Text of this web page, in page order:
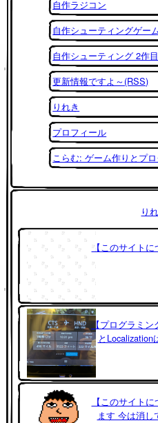
自作ラジコン
自作シューティングゲー
自作シューティング 2作目
更新情報ですよ～(RSS)
りれき
プロフィール
こらむ: ゲーム作りとプ
り
【このサイト
【プログラミン
と
【このサイト
ます 今は消し